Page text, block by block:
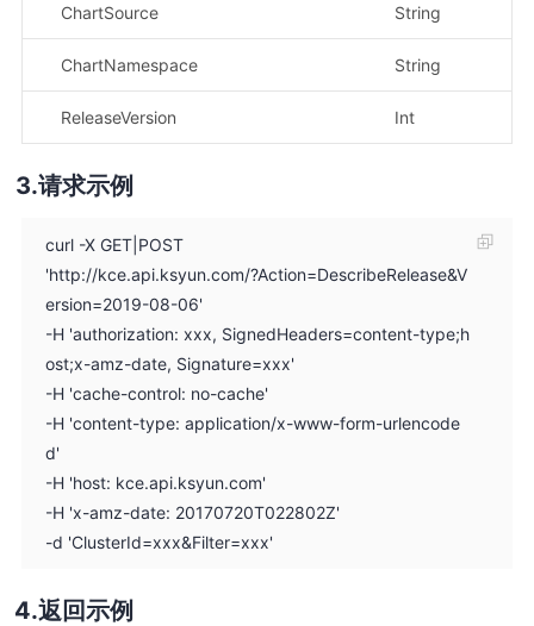
ChartSource String
ChartNamespace String
ReleaseVersion Int
请求示例
curl -X GET|POST
'http://kce.api.ksyun.com/?Action=DescribeRelease&V
ersion=2019-08-06'
-H 'authorization: xxx, SignedHeaders=content-type;h
ost;x-amz-date, Signature=xxx'
-H 'cache-control: no-cache'
-H 'content-type: application/x-www-form-urlencode
d'
-H 'host: kce.api.ksyun.com'
-H 'x-amz-date: 20170720T022802Z'
-d 'ClusterId=xxx&Filter=xxx'
返回示例